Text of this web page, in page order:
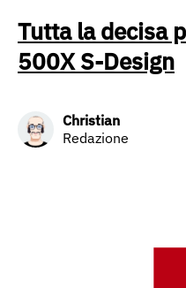
Tutta la decisa
500X S-Design
Christian
Redazione